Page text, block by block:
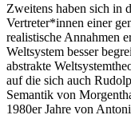
Zweitens haben sich in
Vertreter*innen einer
realistische Annahmen
Weltsystem besser
abstrakte
auf die sich auch
Semantik von
1980er Jahre von